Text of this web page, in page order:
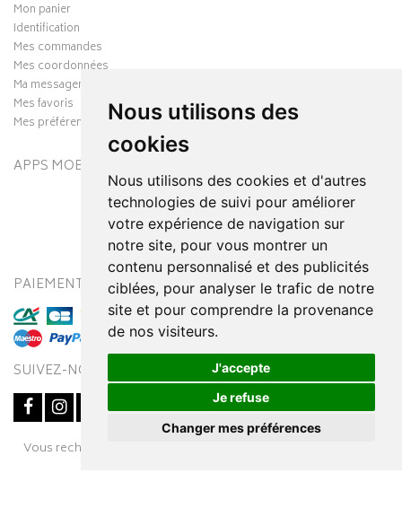
Nous utilisons des
cookies
Nous utilisons des cookies et d'autres
technologies de suivi pour améliorer
votre expérience de navigation sur
notre site, pour vous montrer un
contenu personnalisé et des publicités
ciblées, pour analyser le trafic de notre
site et pour comprendre la provenance
de nos visiteurs.
J'accepte
Je refuse
Changer mes préférences
Mon panier
Identification
Mes commandes
Mes coordonnées
Ma messagerie
Mes favoris
Mes préférences Cookies
APPS MOBILES
PAIEMENT SÉCURISÉ MODES DE LIVRAISON
SUIVEZ-NOUS SUR
Vous recherchez un médicament ? Découvrez la pharmacie en